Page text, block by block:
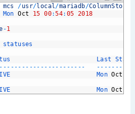
mcs /usr/local /mariadb/ColumnStore
Mon Oct 15 00:54: 05 2018
-1
statuses
Last
-- -- -- -- -- -- -- -- -- -- -- -- -- -- --
Mon Oct
Mon Oct